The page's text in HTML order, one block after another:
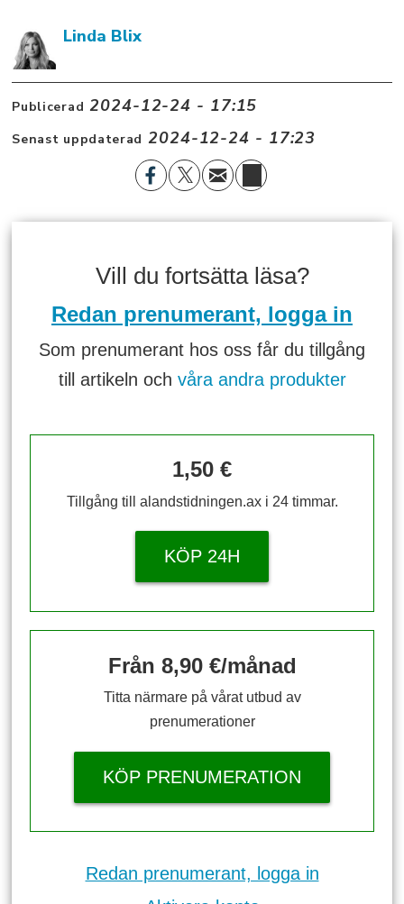
Linda Blix
Publicerad 2024-12-24 - 17:15
Senast uppdaterad 2024-12-24 - 17:23
Vill du fortsätta läsa?
Redan prenumerant, logga in
Som prenumerant hos oss får du tillgång
till artikeln och våra andra produkter
1,50 €
Tillgång till alandstidningen.ax i 24 timmar.
KÖP 24H
Från 8,90 €/månad
Titta närmare på vårat utbud av
prenumerationer
KÖP PRENUMERATION
Redan prenumerant, logga in